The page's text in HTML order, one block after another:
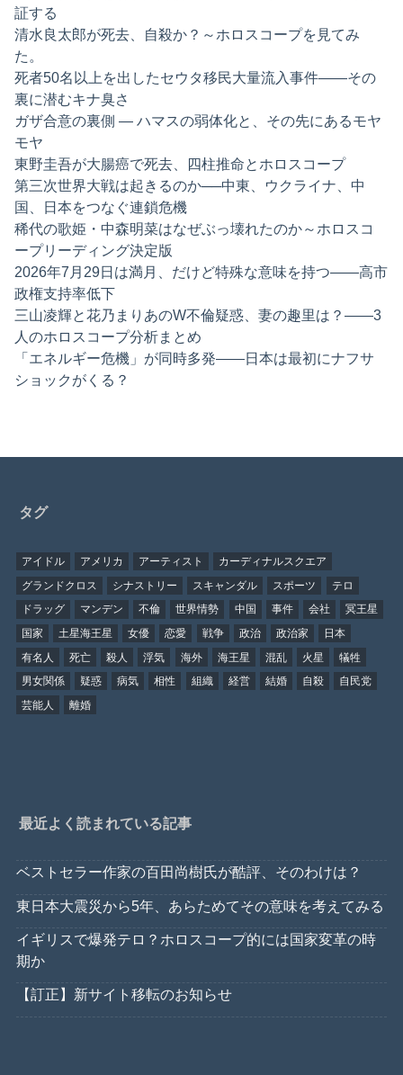
証する
清水良太郎が死去、自殺か？～ホロスコープを見てみ
た。
死者50名以上を出したセウタ移民大量流入事件——その
裏に潜むキナ臭さ
ガザ合意の裏側 ― ハマスの弱体化と、その先にあるモヤ
モヤ
東野圭吾が大腸癌で死去、四柱推命とホロスコープ
第三次世界大戦は起きるのか──中東、ウクライナ、中
国、日本をつなぐ連鎖危機
稀代の歌姫・中森明菜はなぜぶっ壊れたのか～ホロスコ
ープリーディング決定版
2026年7月29日は満月、だけど特殊な意味を持つ——高市
政権支持率低下
三山凌輝と花乃まりあのW不倫疑惑、妻の趣里は？——3
人のホロスコープ分析まとめ
「エネルギー危機」が同時多発——日本は最初にナフサ
ショックがくる？
タグ
アイドル アメリカ アーティスト
カーディナルスクエア
グランドクロス
シナストリー スキャンダル スポーツ
テロ
ドラッグ
マンデン 不倫 世界情勢 中国 事件 会社
冥王星
国家
土星海王星 女優 恋愛 戦争 政治 政治家
日本
有名人
死亡 殺人 浮気 海外 海王星 混乱 火星
犠牲
男女関係
疑惑 病気 相性 組織 経営 結婚 自殺
自民党
芸能人
離婚
最近よく読まれている記事
ベストセラー作家の百田尚樹氏が酷評、そのわけは？
東日本大震災から5年、あらためてその意味を考えてみる
イギリスで爆発テロ？ホロスコープ的には国家変革の時
期か
【訂正】新サイト移転のお知らせ